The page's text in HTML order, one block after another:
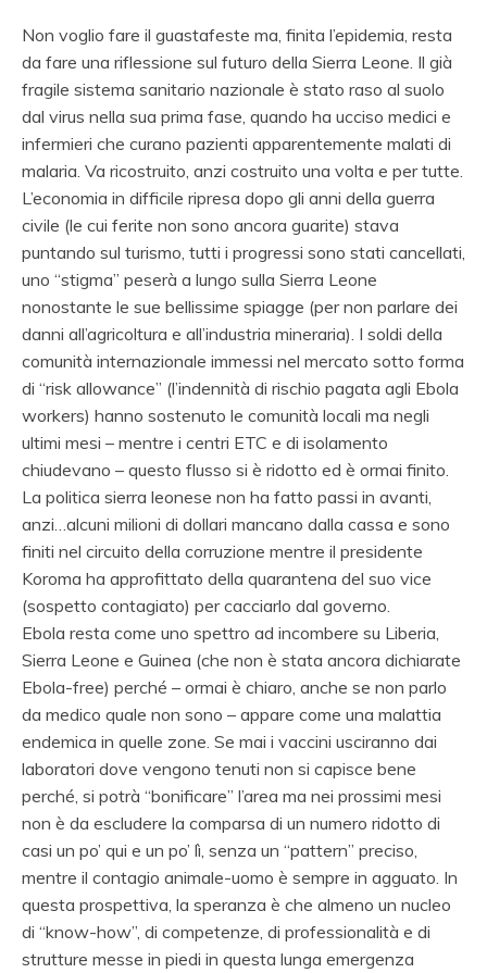
Non voglio fare il guastafeste ma, finita l’epidemia, resta
da fare una riflessione sul futuro della Sierra Leone. Il già
fragile sistema sanitario nazionale è stato raso al suolo
dal virus nella sua prima fase, quando ha ucciso medici e
infermieri che curano pazienti apparentemente malati di
malaria. Va ricostruito, anzi costruito una volta e per tutte.
L’economia in difficile ripresa dopo gli anni della guerra
civile (le cui ferite non sono ancora guarite) stava
puntando sul turismo, tutti i progressi sono stati cancellati,
uno “stigma” peserà a lungo sulla Sierra Leone
nonostante le sue bellissime spiagge (per non parlare dei
danni all’agricoltura e all’industria mineraria). I soldi della
comunità internazionale immessi nel mercato sotto forma
di “risk allowance” (l’indennità di rischio pagata agli Ebola
workers) hanno sostenuto le comunità locali ma negli
ultimi mesi – mentre i centri ETC e di isolamento
chiudevano – questo flusso si è ridotto ed è ormai finito.
La politica sierra leonese non ha fatto passi in avanti,
anzi…alcuni milioni di dollari mancano dalla cassa e sono
finiti nel circuito della corruzione mentre il presidente
Koroma ha approfittato della quarantena del suo vice
(sospetto contagiato) per cacciarlo dal governo.
Ebola resta come uno spettro ad incombere su Liberia,
Sierra Leone e Guinea (che non è stata ancora dichiarate
Ebola-free) perché – ormai è chiaro, anche se non parlo
da medico quale non sono – appare come una malattia
endemica in quelle zone. Se mai i vaccini usciranno dai
laboratori dove vengono tenuti non si capisce bene
perché, si potrà “bonificare” l’area ma nei prossimi mesi
non è da escludere la comparsa di un numero ridotto di
casi un po’ qui e un po’ lì, senza un “pattern” preciso,
mentre il contagio animale-uomo è sempre in agguato. In
questa prospettiva, la speranza è che almeno un nucleo
di “know-how”, di competenze, di professionalità e di
strutture messe in piedi in questa lunga emergenza